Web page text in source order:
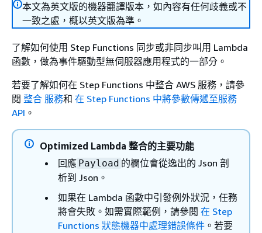
本文為英文版的機器翻譯版本，如內容有任何歧義或不
一致之處，概以英文版為準。
了解如何使用 Step Functions 同步或非同步叫用 Lambda
函數，做為事件驅動型無伺服器應用程式的一部分。
若要了解如何在 Step Functions 中整合 AWS 服務，請參
閱 整合 服務和 在 Step Functions 中將參數傳遞至服務
API 。
Optimized Lambda 整合的主要功能
回應 Payload 的欄位會從逸出的 Json 剖
析到 Json。
如果在 Lambda 函數中引發例外狀況，任務
將會失敗。如需實際範例，請參閱 在 Step
Functions 狀態機器中處理錯誤條件 。若要